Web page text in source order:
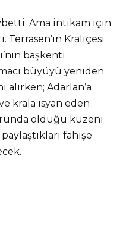
Ama intikam için
Terrasen’in Kraliçesi
başkenti
büyüyü yeniden
alırken; Adarlan’a
krala isyan eden
olduğu kuzeni
fahişe